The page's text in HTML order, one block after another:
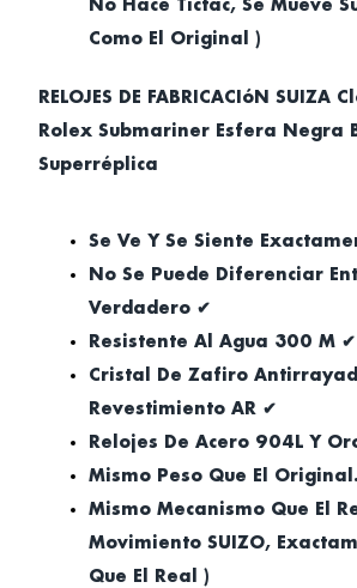
No Hace Tictac, Se Mueve
Como El Original )
RELOJES DE FABRICACIóN SUIZA
Rolex Submariner Esfera Negra
Superréplica
Se Ve Y Se Siente
No Se Puede Diferenciar
Verdadero ✔
Resistente Al Agua 300 M ✔
Cristal De Zafiro
Revestimiento AR ✔
Relojes De Acero 904L Y
Mismo Peso Que El
Mismo Mecanismo Que El
Movimiento SUIZO,
Que El Real )